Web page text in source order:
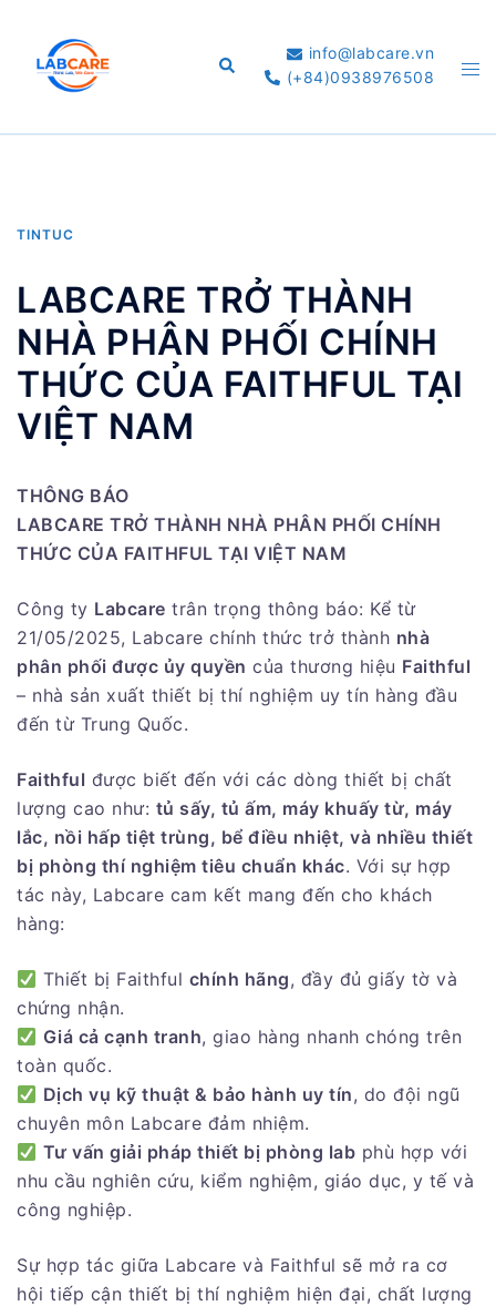
content
Search
info@labcare.vn
(+84)0938976508
TINTUC
LABCARE TRỞ THÀNH
NHÀ PHÂN PHỐI CHÍNH
THỨC CỦA FAITHFUL TẠI
VIỆT NAM
THÔNG BÁO
LABCARE TRỞ THÀNH NHÀ PHÂN PHỐI CHÍNH
THỨC CỦA FAITHFUL TẠI VIỆT NAM
Công ty Labcare trân trọng thông báo: Kể từ
21/05/2025, Labcare chính thức trở thành nhà
phân phối được ủy quyền của thương hiệu Faithful
– nhà sản xuất thiết bị thí nghiệm uy tín hàng đầu
đến từ Trung Quốc.
Faithful được biết đến với các dòng thiết bị chất
lượng cao như: tủ sấy, tủ ấm, máy khuấy từ, máy
lắc, nồi hấp tiệt trùng, bể điều nhiệt, và nhiều thiết
bị phòng thí nghiệm tiêu chuẩn khác. Với sự hợp
tác này, Labcare cam kết mang đến cho khách
hàng:
Thiết bị Faithful chính hãng, đầy đủ giấy tờ và
chứng nhận.
Giá cả cạnh tranh, giao hàng nhanh chóng trên
toàn quốc.
Dịch vụ kỹ thuật & bảo hành uy tín, do đội ngũ
chuyên môn Labcare đảm nhiệm.
Tư vấn giải pháp thiết bị phòng lab phù hợp với
nhu cầu nghiên cứu, kiểm nghiệm, giáo dục, y tế và
công nghiệp.
Sự hợp tác giữa Labcare và Faithful sẽ mở ra cơ
hội tiếp cận thiết bị thí nghiệm hiện đại, chất lượng